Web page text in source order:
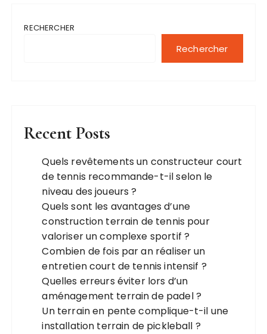
RECHERCHER
Rechercher
Recent Posts
Quels revêtements un constructeur court
de tennis recommande-t-il selon le
niveau des joueurs ?
Quels sont les avantages d’une
construction terrain de tennis pour
valoriser un complexe sportif ?
Combien de fois par an réaliser un
entretien court de tennis intensif ?
Quelles erreurs éviter lors d’un
aménagement terrain de padel ?
Un terrain en pente complique-t-il une
installation terrain de pickleball ?